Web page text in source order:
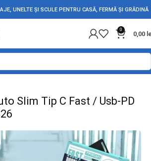
UNELTE ȘI SCULE PENTRU CASĂ, FERMĂ ȘI GRĂDINĂ
0
0,00
Accesorii PC-Laptop-Telefon
Slim Tip C Fast / Usb-PD